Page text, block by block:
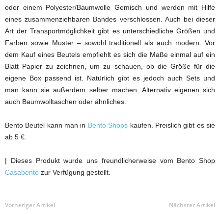
oder einem Polyester/Baumwolle Gemisch und werden mit Hilfe
eines zusammenziehbaren Bandes verschlossen. Auch bei dieser
Art der Transportmöglichkeit gibt es unterschiedliche Größen und
Farben sowie Muster – sowohl traditionell als auch modern. Vor
dem Kauf eines Beutels empfiehlt es sich die Maße einmal auf ein
Blatt Papier zu zeichnen, um zu schauen, ob die Größe für die
eigene Box passend ist. Natürlich gibt es jedoch auch Sets und
man kann sie außerdem selber machen. Alternativ eigenen sich
auch Baumwolltaschen oder ähnliches.
Bento Beutel kann man in Bento Shops kaufen. Preislich gibt es sie
ab 5 €.
| Dieses Produkt wurde uns freundlicherweise vom Bento Shop
Casabento zur Verfügung gestellt.
Vorheriger Artikel Nächster Artikel